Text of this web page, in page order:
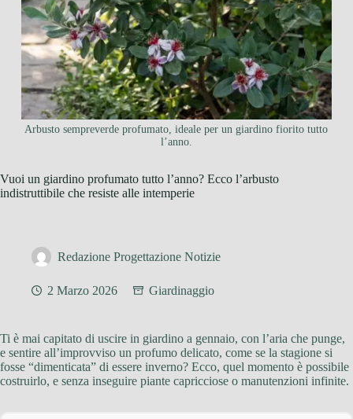
Arbusto sempreverde profumato, ideale per un giardino fiorito tutto
l’anno.
Vuoi un giardino profumato tutto l’anno? Ecco l’arbusto
indistruttibile che resiste alle intemperie
Redazione Progettazione Notizie
2 Marzo 2026 Giardinaggio
Ti è mai capitato di uscire in giardino a gennaio, con l’aria che punge,
e sentire all’improvviso un profumo delicato, come se la stagione si
fosse “dimenticata” di essere inverno? Ecco, quel momento è possibile
costruirlo, e senza inseguire piante capricciose o manutenzioni infinite.